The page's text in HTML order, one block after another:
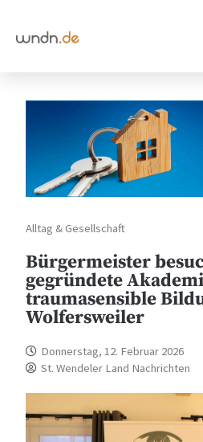
Alltag & Gesellschaft
Bürgermeister
gegründete
traumasensible
Wolfersweiler
Donnerstag, 12. Februar 2026
St. Wendeler Land Nachrichten